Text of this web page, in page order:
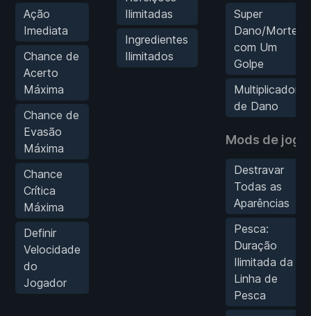
Ação
Imediata
Chance de
Acerto
Máxima
Chance de
Evasão
Máxima
Chance
Crítica
Máxima
Definir
Velocidade
do
Jogador
Ilimitadas
Ingredientes
Ilimitados
Super
Dano/Mortes
com Um
Golpe
Multiplicador
de Dano
Mods de jogo
Destravar
Todas as
Aparências
Pesca:
Duração
Ilimitada da
Linha de
Pesca